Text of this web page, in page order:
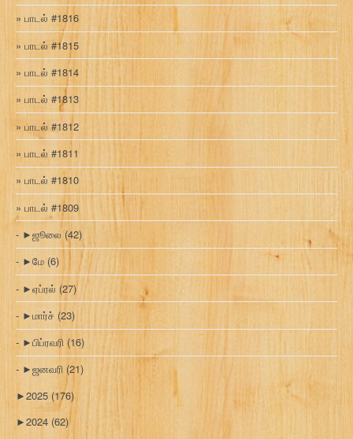
பாடல் #1816
பாடல் #1815
பாடல் #1814
பாடல் #1813
பாடல் #1812
பாடல் #1811
பாடல் #1810
பாடல் #1809
►ஜூலை (42)
►மே (6)
►ஏப்ரல் (27)
►மார்ச் (23)
►பிப்ரவரி (16)
►ஜனவரி (21)
►2025 (176)
►2024 (62)